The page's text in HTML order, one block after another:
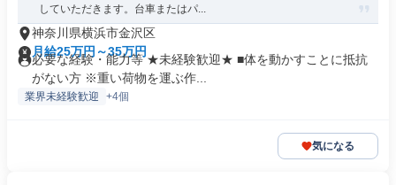
していただきます。台車またはパ...
神奈川県横浜市金沢区
月給25万円～35万円
必要な経験・能力等 ★未経験歓迎★ ■体を動かすことに抵抗
がない方 ※重い荷物を運ぶ作...
業界未経験歓迎 +4個
気になる